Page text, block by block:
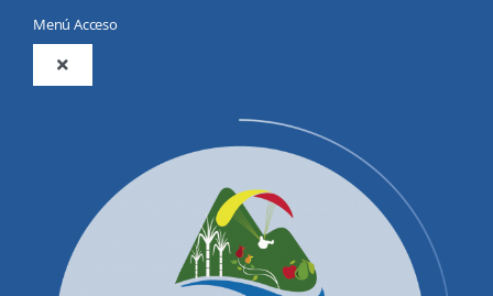
Menú Acceso
Toggle
Productos y Servicios
Convocatorias Precalificación